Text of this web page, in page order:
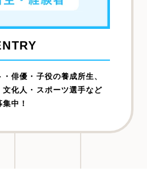
俳優・子役の養成所生、
⽂化⼈・スポーツ選⼿など
中！